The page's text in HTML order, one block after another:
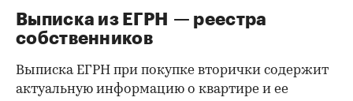
Выписка из ЕГРН — реестра
собственников
Выписка ЕГРН при покупке вторички содержит
актуальную информацию о квартире и ее